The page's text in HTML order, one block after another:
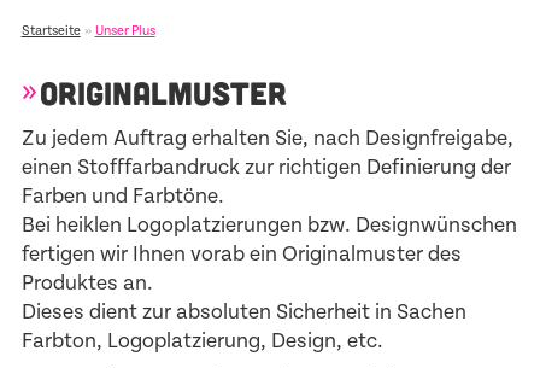
Startseite» Unser Plus
ORIGINALMUSTER
Zu jedem Auftrag erhalten Sie, nach Designfreigabe,
einen Stofffarbandruck zur richtigen Definierung der
Farben und Farbtöne.
Bei heiklen Logoplatzierungen bzw. Designwünschen
fertigen wir Ihnen vorab ein Originalmuster des
Produktes an.
Dieses dient zur absoluten Sicherheit in Sachen
Farbton, Logoplatzierung, Design, etc.